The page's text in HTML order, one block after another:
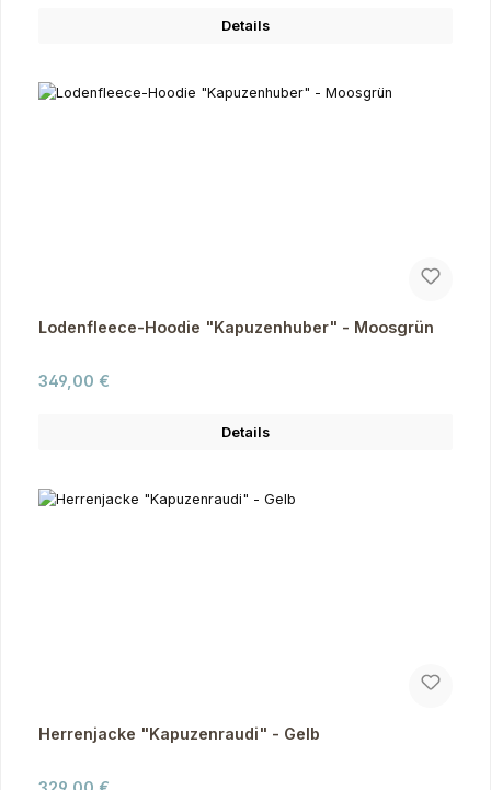
Details
Lodenfleece-Hoodie "Kapuzenhuber" - Moosgrün
Regulärer Preis:
349,00 €
Details
Herrenjacke "Kapuzenraudi" - Gelb
Regulärer Preis: